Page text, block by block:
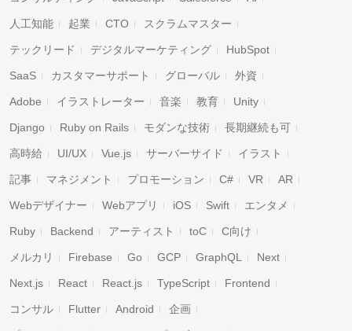
人工知能 起業 CTO スクラムマスター
テックリード デジタルマーケティング HubSpot
SaaS カスタマーサポート グローバル 外資
Adobe イラストレーター 音楽 教育 Unity
Django Ruby on Rails モダンな技術 長期継続も可
高時給 UI/UX Vue.js サーバーサイド イラスト
記事 マネジメント プロモーション C# VR AR
Webデザイナー Webアプリ iOS Swift エンタメ
Ruby Backend アーティスト toC C向け
メルカリ Firebase Go GCP GraphQL Next
Next.js React React.js TypeScript Frontend
コンサル Flutter Android 企画